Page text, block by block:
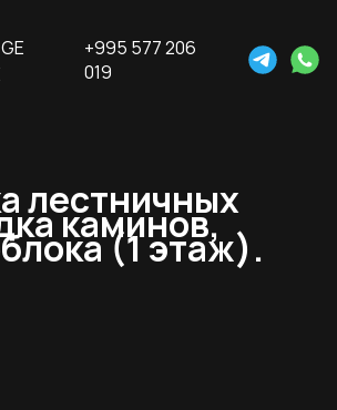
GE
+995 577 206
019
лестничных
каминов,
(1 этаж).